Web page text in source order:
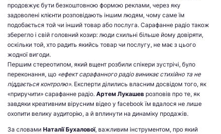
продовжує бути безкоштовною формою реклами, через яку
задоволені клієнти розповідають іншим людям, чому саме їм
подобається той чи інший товар або послуга. Сарафанне радіо також
зберегло і свій головний козир: люди схильні більше йому довіряти,
оскільки той, хто радить якийсь товар чи послугу, не має з цього
жодної вигоди.
Першим стереотипом, який вщент розбили спікери зустрічі, було
переконання, що «ефект сарафанного радіо виникає стихійно та не
піддається контролю». Експерти ділились власним досвідом того, як
«приручити» сарафанне радіо. Артем Лукашев розповів про те, як
завдяки креативним вірусним відео у facebook їм вдалося не лише
охопити велику аудиторію, а й вплинути на динаміку продажів.
За словами Наталії Бухалової, важливим інструментом, про який